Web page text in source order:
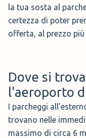
la tua sosta al
certezza di poter
offerta, al prezzo
Dove si
l'aeroporto
I parcheggi
trovano nelle
massimo di circa 6